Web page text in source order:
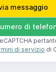
messaggio
di
di servizio di